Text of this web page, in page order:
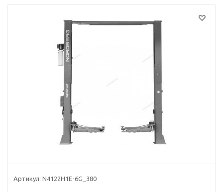
Артикул: N4122H1E-6G_380